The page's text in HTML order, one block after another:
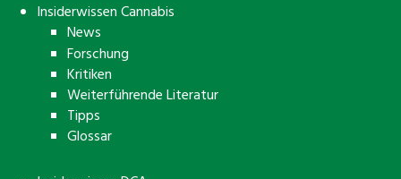
Insiderwissen Cannabis
News
Forschung
Kritiken
Weiterführende Literatur
Tipps
Glossar